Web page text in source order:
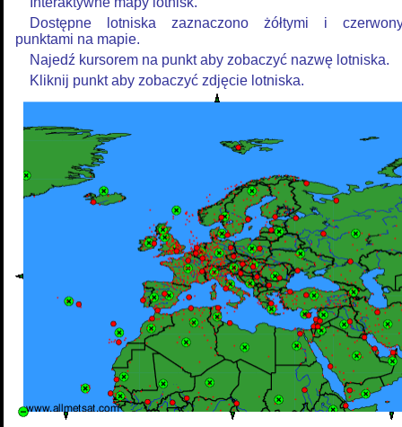
Dostępne lotniska zaznaczono żółtymi i
punktami na mapie.
Najedź kursorem na punkt aby zobaczyć nazwę lotniska.
Kliknij punkt aby zobaczyć zdjęcie lotniska.